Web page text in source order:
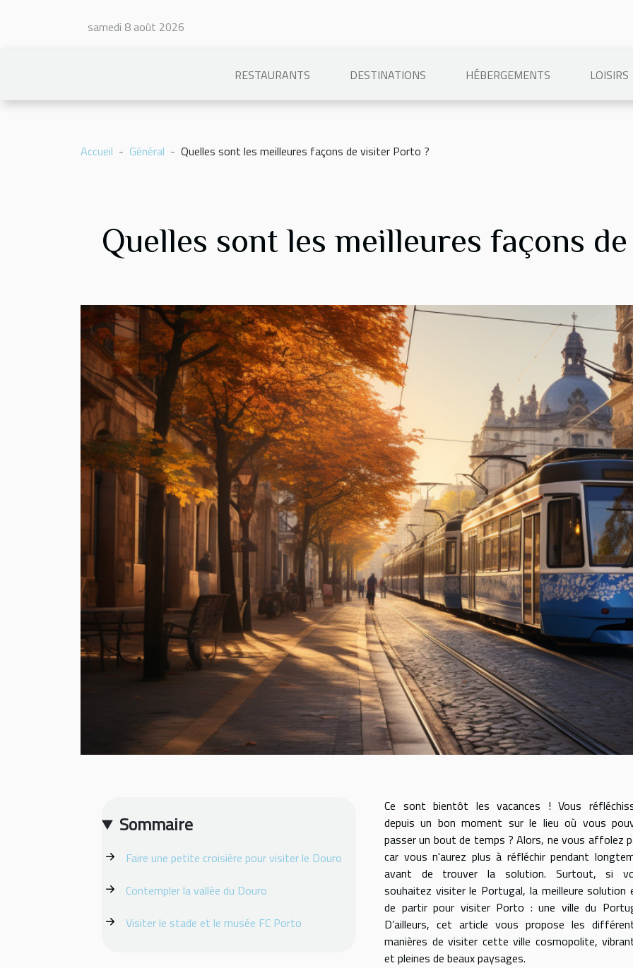
samedi 8 août 2026
RESTAURANTS DESTINATIONS HÉBERGEMENTS LOISIRS
Accueil Général Quelles sont les meilleures façons de visiter Porto ?
Quelles sont les meilleures façons
Sommaire
Faire une petite croisière pour visiter le Douro
Contempler la vallée du Douro
Visiter le stade et le musée FC Porto
Ce sont bientôt les vacances ! Vous
depuis un bon moment sur le lieu où vous
passer un bout de temps ? Alors, ne vous affolez
car vous n'aurez plus à réfléchir pendant
avant de trouver la solution. Surtout, si
souhaitez visiter le Portugal, la meilleure solution
de partir pour visiter Porto : une ville du
D’ailleurs, cet article vous propose les
manières de visiter cette ville cosmopolite,
et pleines de beaux paysages.